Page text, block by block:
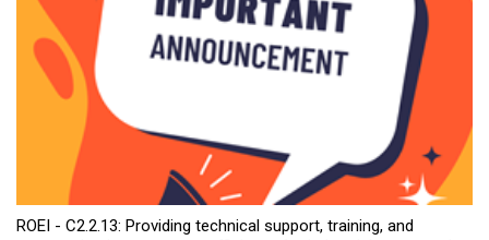
ROEI - C2.2.13: Providing technical support, training, and